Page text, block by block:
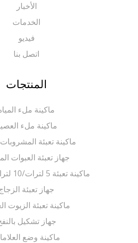
الخدمات
اتصل بنا
المنتجات
ماكينة ملء المياه
ماكينة ملء العصير
ماكينة تعبئة المشروبات الغازية
جهاز تعبئة العبوات المعدنية
ماكينة تعبئة 5 لترات/10 لترات/5 جالون
جهاز تعبئة الزجاج
ماكينة تعبئة الزيوت الغذائية
جهاز تشكيل بالنفخ
ماكينة وضع العلامات